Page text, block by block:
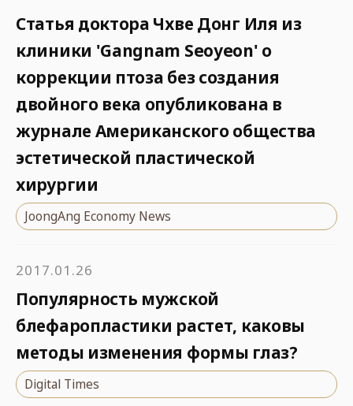
Статья доктора Чхве Донг Иля из
клиники 'Gangnam Seoyeon' о
коррекции птоза без создания
двойного века опубликована в
журнале Американского общества
эстетической пластической
хирургии
JoongAng Economy News
2017.01.26
Популярность мужской
блефаропластики растет, каковы
методы изменения формы глаз?
Digital Times